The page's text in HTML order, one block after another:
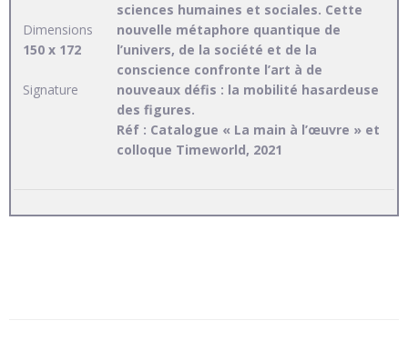
Dimensions
150 x 172
Signature
sciences humaines et sociales. Cette
nouvelle métaphore quantique de
l’univers, de la société et de la
conscience confronte l’art à de
nouveaux défis : la mobilité hasardeuse
des figures.
Réf : Catalogue « La main à l’œuvre » et
colloque Timeworld, 2021